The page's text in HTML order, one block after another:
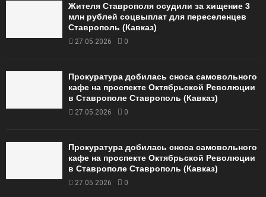
Жителя Ставрополя осудили за хищение 3
млн рублей соцвыплат для переселенцев
Ставрополь (Кавказ)
27.05.2026 0
Прокуратура добилась сноса самовольного
кафе на проспекте Октябрьской Революции
в Ставрополе Ставрополь (Кавказ)
27.05.2026 0
Прокуратура добилась сноса самовольного
кафе на проспекте Октябрьской Революции
в Ставрополе Ставрополь (Кавказ)
27.05.2026 0